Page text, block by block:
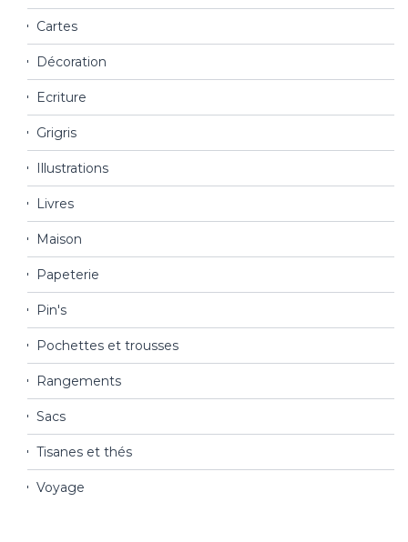
Cartes
Décoration
Ecriture
Grigris
Illustrations
Livres
Maison
Papeterie
Pin's
Pochettes et trousses
Rangements
Sacs
Tisanes et thés
Voyage